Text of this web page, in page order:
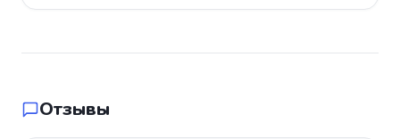
Отзывы